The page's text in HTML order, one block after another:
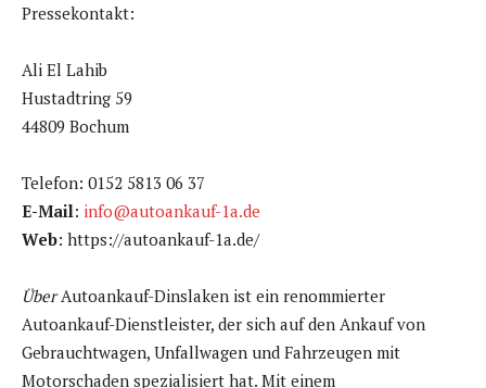
Pressekontakt:
Ali El Lahib
Hustadtring 59
44809 Bochum
Telefon: 0152 5813 06 37
E-Mail: info@autoankauf-1a.de
Web: https://autoankauf-1a.de/
ÜberAutoankauf-Dinslaken ist ein renommierter
Autoankauf-Dienstleister, der sich auf den Ankauf von
Gebrauchtwagen, Unfallwagen und Fahrzeugen mit
Motorschaden spezialisiert hat. Mit einem